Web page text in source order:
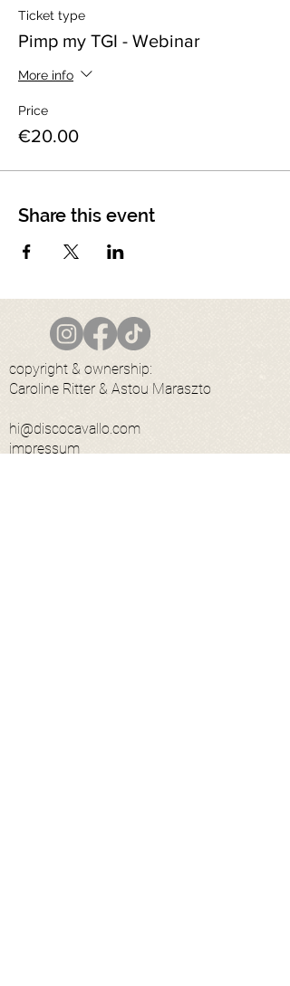
Ticket type
Pimp my TGI - Webinar
More info
Price
€20.00
Share this event
copyright & ownership:
Caroline Ritter & Astou Maraszto
hi@discocavallo.com
impressum